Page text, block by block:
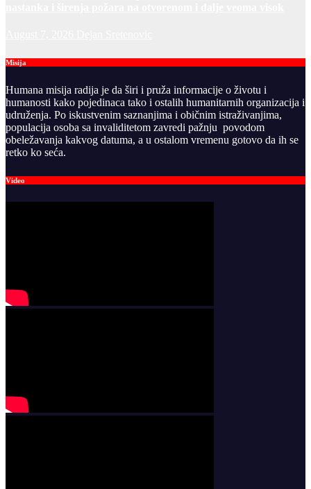
Misija
Humana misija radija je da širi i pruža informacije o životu i
humanosti kako pojedinaca tako i ostalih humanitarnih organizacija i
udruženja. Po iskustvenim saznanjima i običnim istraživanjima,
populacija osoba sa invaliditetom zavredi pažnju povodom
obeležavanja kakvog datuma, a u ostalom vremenu gotovo da ih se
retko ko seća.
Video